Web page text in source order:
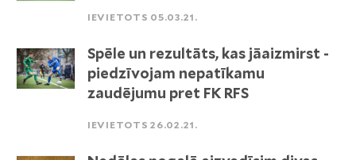
IEVIETOTS 05.03.21.
Spēle un rezultāts, kas jāaizmirst -
piedzīvojam nepatīkamu
zaudējumu pret FK RFS
IEVIETOTS 26.02.21.